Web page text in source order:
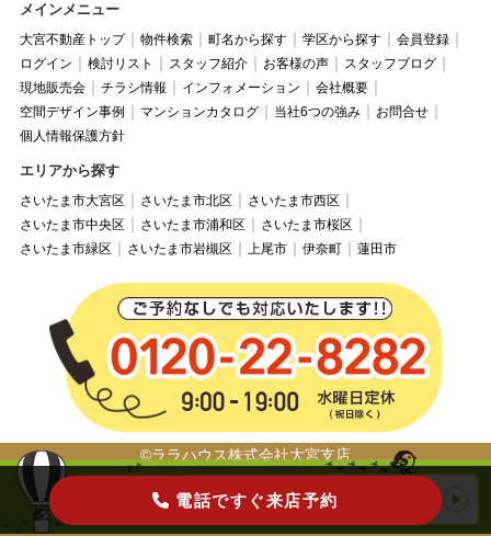
電話ですぐ来店予約
メインメニュー
大宮不動産トップ 物件検索 町名から探す 学区から探す
会員登録
ログイン
検討リスト スタッフ紹介 お客様の声
スタッフブログ
現地販売会
チラシ情報 インフォメーション
会社概要
空間デザイン事例
マンションカタログ 当社6つの強み
お問合せ
個人情報保護方針
エリアから探す
さいたま市大宮区 さいたま市北区
さいたま市西区
さいたま市中央区
さいたま市浦和区
さいたま市桜区
さいたま市緑区
さいたま市岩槻区 上尾市 伊奈町 蓮田市
©ララハウス株式会社大宮支店